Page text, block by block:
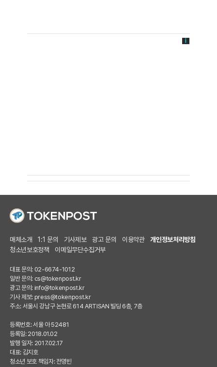
매체소개 1:1 문의 기사제보 광고 문의 이용약관
개인정보처리방침
청소년보호정책
이메일무단수집거부
대표 문의: 02-6674-1012
일반 문의: cs@tokenpost.kr
광고 문의: info@tokenpost.kr
기사 제보: press@tokenpost.kr
주소: 서울시 강남구 논현로 614 ARTISAN 빌딩 6층, 7층
등록번호: 서울 아 52481
등록일: 2018.01.02
발행 일자: 2017.02.17
대표: 김지호
청소년 보호 책임자: 전영빈